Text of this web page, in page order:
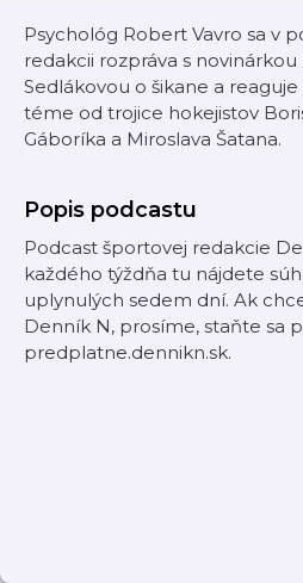
Psychológ Robert Vavro sa v
redakcii rozpráva s
Sedlákovou o šikane a
téme od trojice hokejistov
Gáboríka a Miroslava Šatana.
Popis podcastu
Podcast športovej redakcie
každého týždňa tu nájdete
uplynulých sedem dní. Ak
Denník N, prosíme, staňte sa
predplatne.dennikn.sk.